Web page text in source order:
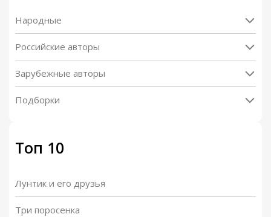
Народные
Российские авторы
Зарубежные авторы
Подборки
Топ 10
Лунтик и его друзья
Три поросенка